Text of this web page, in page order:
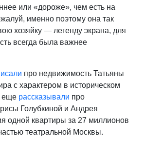
или «дороже», чем есть на
именно поэтому она так
хозяйку — легенду экрана, для
всегда была важнее
про недвижимость Татьяны
с характером в историческом
еще рассказывали про
Голубкиной и Андрея
одной квартиры за 27 миллионов
театральной Москвы.